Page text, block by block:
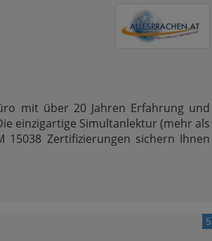
mit über 20 Jahren Erfahrung und
einzigartige Simultanlektur (mehr als
15038 Zertifizierungen sichern Ihnen
5